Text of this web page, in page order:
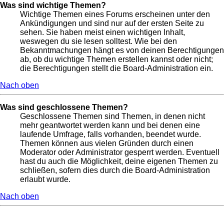
Was sind wichtige Themen?
Wichtige Themen eines Forums erscheinen unter den
Ankündigungen und sind nur auf der ersten Seite zu
sehen. Sie haben meist einen wichtigen Inhalt,
weswegen du sie lesen solltest. Wie bei den
Bekanntmachungen hängt es von deinen Berechtigungen
ab, ob du wichtige Themen erstellen kannst oder nicht;
die Berechtigungen stellt die Board-Administration ein.
Nach oben
Was sind geschlossene Themen?
Geschlossene Themen sind Themen, in denen nicht
mehr geantwortet werden kann und bei denen eine
laufende Umfrage, falls vorhanden, beendet wurde.
Themen können aus vielen Gründen durch einen
Moderator oder Administrator gesperrt werden. Eventuell
hast du auch die Möglichkeit, deine eigenen Themen zu
schließen, sofern dies durch die Board-Administration
erlaubt wurde.
Nach oben